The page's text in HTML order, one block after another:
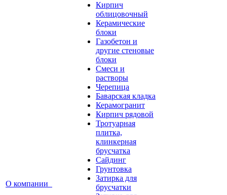
О компании
Кирпич
облицовочный
Керамические
блоки
Газобетон и
другие стеновые
блоки
Смеси и
растворы
Черепица
Баварская кладка
Керамогранит
Кирпич рядовой
Тротуарная
плитка,
клинкерная
брусчатка
Сайдинг
Грунтовка
Затирка для
брусчатки